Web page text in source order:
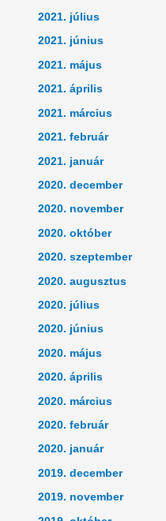
2021. július
2021. június
2021. május
2021. április
2021. március
2021. február
2021. január
2020. december
2020. november
2020. október
2020. szeptember
2020. augusztus
2020. július
2020. június
2020. május
2020. április
2020. március
2020. február
2020. január
2019. december
2019. november